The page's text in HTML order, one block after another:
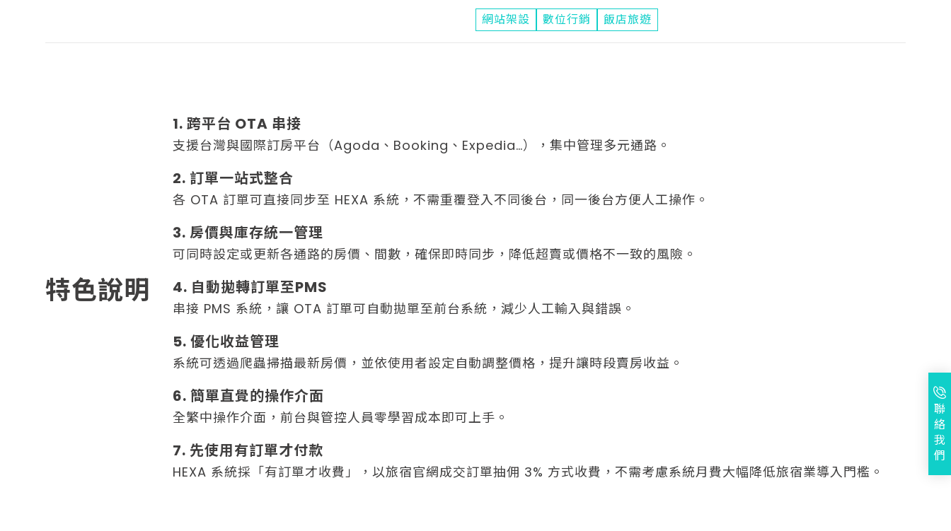
網站架設 數位行銷 飯店旅遊
特色說明
1. 跨平台 OTA 串接
支援台灣與國際訂房平台（Agoda、Booking、Expedia…），集中管理多元通路。
2. 訂單一站式整合
各 OTA 訂單可直接同步至 HEXA 系統，不需重覆登入不同後台，同一後台方便人工操作。
3. 房價與庫存統一管理
可同時設定或更新各通路的房價、間數，確保即時同步，降低超賣或價格不一致的風險。
4. 自動拋轉訂單至PMS
串接 PMS 系統，讓 OTA 訂單可自動拋單至前台系統，減少人工輸入與錯誤。
5. 優化收益管理
系統可透過爬蟲掃描最新房價，並依使用者設定自動調整價格，提升讓時段賣房收益。
6. 簡單直覺的操作介面
全繁中操作介面，前台與管控人員零學習成本即可上手。
7. 先使用有訂單才付款
HEXA 系統採「有訂單才收費」，以旅宿官網成交訂單抽佣 3% 方式收費，不需考慮系統月費大幅降低旅宿業導入門檻。
聯
絡
我
們